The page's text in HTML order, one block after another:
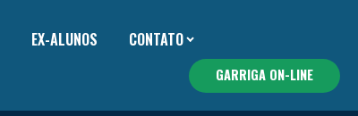
EX-ALUNOS CONTATO
GARRIGA ON-LINE